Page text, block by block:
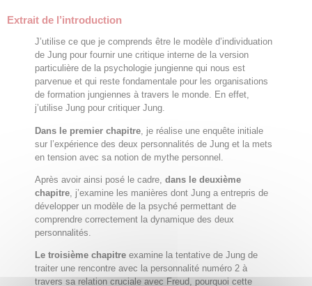
Extrait de l’introduction
J’utilise ce que je comprends être le modèle d’individuation
de Jung pour fournir une critique interne de la version
particulière de la psychologie jungienne qui nous est
parvenue et qui reste fondamentale pour les organisations
de formation jungiennes à travers le monde. En effet,
j’utilise Jung pour critiquer Jung.
Dans le premier chapitre , je réalise une enquête initiale
sur l’expérience des deux personnalités de Jung et la mets
en tension avec sa notion de mythe personnel.
Après avoir ainsi posé le cadre, dans le deuxième
chapitre , j’examine les manières dont Jung a entrepris de
développer un modèle de la psyché permettant de
comprendre correctement la dynamique des deux
personnalités.
Le troisième chapitre examine la tentative de Jung de
traiter une rencontre avec la personnalité numéro 2 à
travers sa relation cruciale avec Freud, pourquoi cette